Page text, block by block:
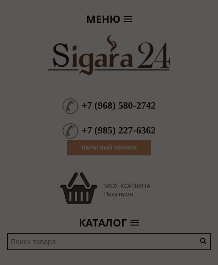
МЕНЮ
+7 (968) 580-2742
+7 (985) 227-6362
ОБРАТНЫЙ ЗВОНОК
МОЯ КОРЗИНА
Пока пусто
КАТАЛОГ